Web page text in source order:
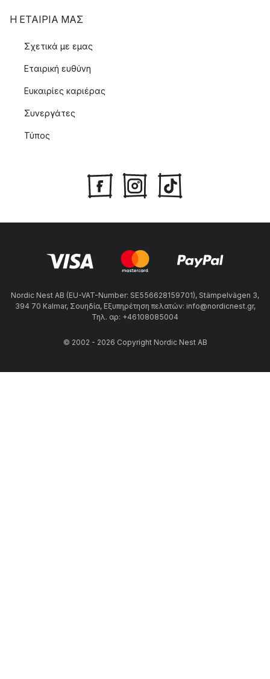
Η ΕΤΑΊΡΙΑ ΜΑΣ
Σχετικά με εμας
Εταιρική ευθύνη
Ευκαιρίες καριέρας
Συνεργάτες
Τύπος
Nordic Nest AB (EU-VAT-Number: SE556628159701), Stämpelvägen 3,
394 70 Kalmar, Σουηδία, Εξυπηρέτηση πελατών: info@nordicnest.gr,
Τηλ. αρ: +46108085004
© 2002 - 2026 Copyright Nordic Nest AB